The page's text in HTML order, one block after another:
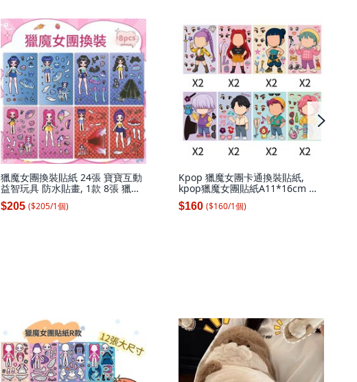
獵魔女團換裝貼紙 24張 寶寶互動
益智玩具 防水貼畫, 1款 8張 獵魔
女團換裝貼畫, 1套
$205 ($205/1個)
Kpop 獵魔女團卡通換裝貼紙,
kpop獵魔女團貼紙A11*16cm 每
圖2張, 1套
$160 ($160/1個)